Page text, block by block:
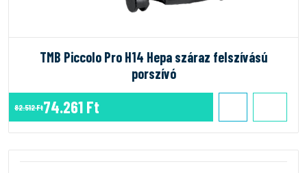
TMB Piccolo Pro H14 Hepa száraz felszívású
porszívó
82.512 Ft74.261 Ft